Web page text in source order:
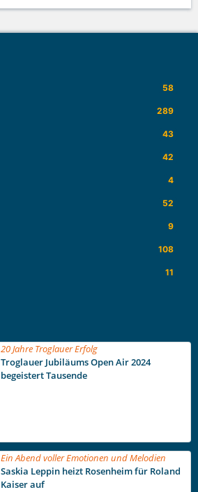
58
289
43
42
4
52
9
108
11
20 Jahre Troglauer Erfolg
Troglauer Jubiläums Open Air 2024
begeistert Tausende
Ein Abend voller Emotionen und Melodien
Saskia Leppin heizt Rosenheim für Roland
Kaiser auf